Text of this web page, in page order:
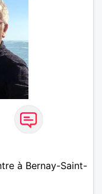
à Bernay-Saint-